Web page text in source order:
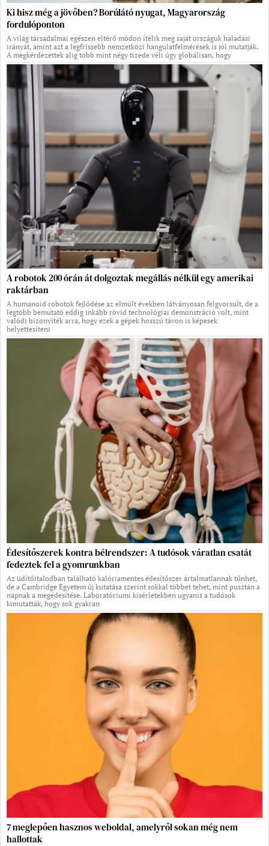
Ki hisz még a jövőben? Borúlátó nyugat, Magyarország
fordulóponton
A világ társadalmai egészen eltérő módon ítélik meg saját országuk haladási
irányát, amint azt a legfrissebb nemzetközi hangulatfelmérések is jól mutatják.
A megkérdezettek alig több mint négy tizede véli úgy globálisan, hogy
A robotok 200 órán át dolgoztak megállás nélkül egy amerikai
raktárban
A humanoid robotok fejlődése az elmúlt években látványosan felgyorsult, de a
legtöbb bemutató eddig inkább rövid technológiai demonstráció volt, mint
valódi bizonyíték arra, hogy ezek a gépek hosszú távon is képesek
helyettesíteni
Édesítőszerek kontra bélrendszer: A tudósok váratlan csatát
fedeztek fel a gyomrunkban
Az üdítőitalodban található kalóriamentes édesítőszer ártalmatlannak tűnhet,
de a Cambridge Egyetem új kutatása szerint sokkal többet tehet, mint pusztán a
napnak a megédesítése. Laboratóriumi kísérletekben ugyanis a tudósok
kimutatták, hogy sok gyakran
7 meglepően hasznos weboldal, amelyről sokan még nem
hallottak